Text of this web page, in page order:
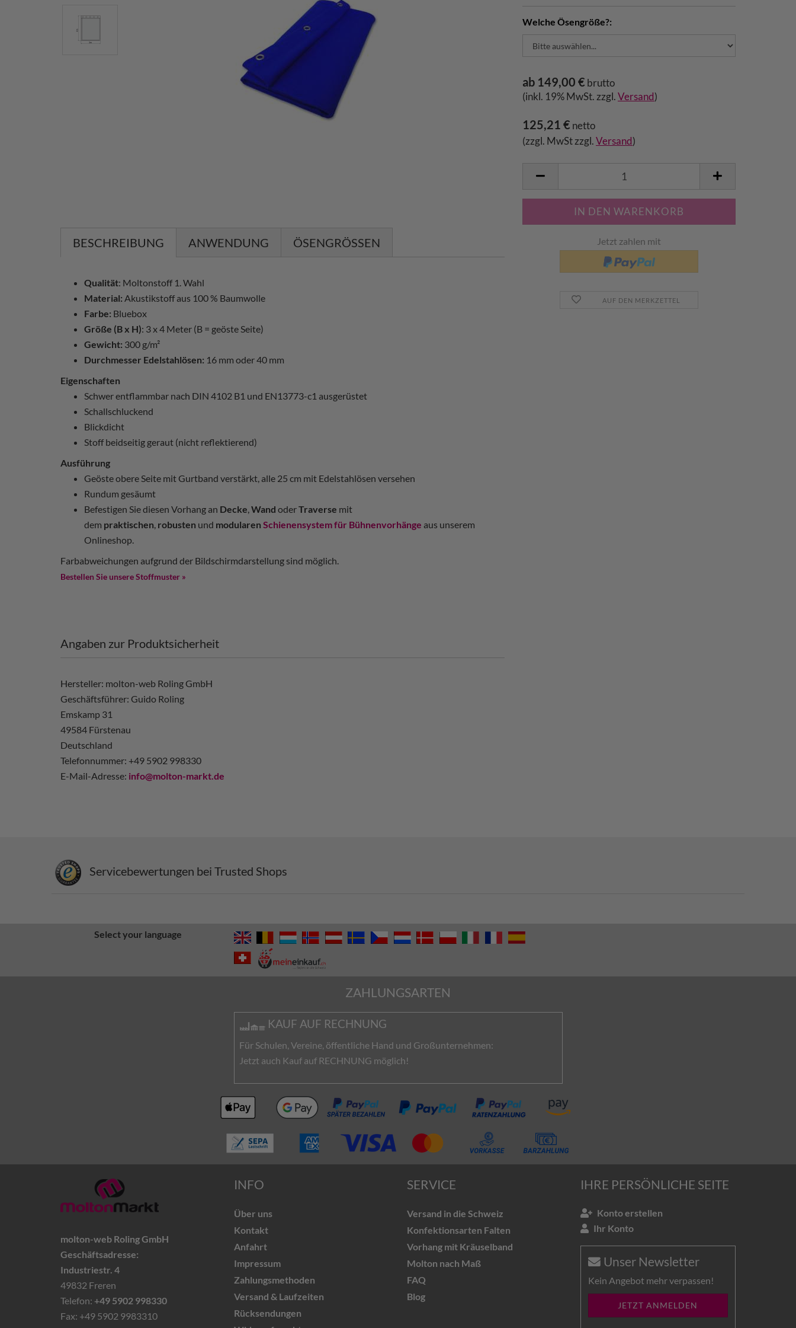
Welche Ösengröße?:
ab 149,00 € brutto
(inkl. 19% MwSt. zzgl. Versand)
125,21 € netto
(zzgl. MwSt zzgl. Versand )
Jetzt zahlen mit
AUF DEN MERKZETTEL
BESCHREIBUNG ANWENDUNG ÖSENGRÖSSEN
Qualität: Moltonstoff 1. Wahl
Material: Akustikstoff aus 100 % Baumwolle
Farbe: Bluebox
Größe (B x H): 3 x 4 Meter (B = geöste Seite)
Gewicht: 300 g/m²
Durchmesser Edelstahlösen: 16 mm oder 40 mm
Eigenschaften
Schwer entflammbar nach DIN 4102 B1 und EN13773-c1 ausgerüstet
Schallschluckend
Blickdicht
Stoff beidseitig geraut (nicht reflektierend)
Ausführung
Geöste obere Seite mit Gurtband verstärkt, alle 25 cm mit Edelstahlösen versehen
Rundum gesäumt
Befestigen Sie diesen Vorhang an Decke,Wand oderTraverse mit
dem praktischen, robusten und modularen Schienensystem für Bühnenvorhänge aus unserem
Onlineshop.
Farbabweichungen aufgrund der Bildschirmdarstellung sind möglich.
Bestellen Sie unsere Stoffmuster »
Angaben zur Produktsicherheit
Hersteller: molton-web Roling GmbH
Geschäftsführer: Guido Roling
Emskamp 31
49584 Fürstenau
Deutschland
Telefonnummer: +49 5902 998330
E-Mail-Adresse: info@molton-markt.de
Servicebewertungen bei Trusted Shops
Select your language
ZAHLUNGSARTEN
KAUF AUF RECHNUNG
Für Schulen, Vereine, öffentliche Hand und Großunternehmen:
Jetzt auch Kauf auf RECHNUNG möglich!
molton-web Roling GmbH
Geschäftsadresse:
Industriestr. 4
49832 Freren
Telefon: +49 5902 998330
Fax: +49 5902 9983310
INFO
Über uns
Kontakt
Anfahrt
Impressum
Zahlungsmethoden
Versand & Laufzeiten
Rücksendungen
SERVICE
Versand in die Schweiz
Konfektionsarten Falten
Vorhang mit Kräuselband
Molton nach Maß
FAQ
Blog
IHRE PERSÖNLICHE SEITE
Konto erstellen
Ihr Konto
Unser Newsletter
Kein Angebot mehr verpassen!
JETZT ANMELDEN